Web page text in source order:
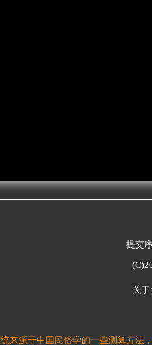
提交
关于
来源于中国民俗学的一些测算方法